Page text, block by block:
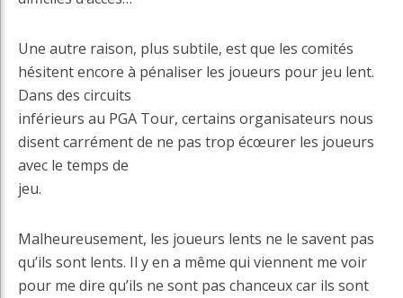
Une autre raison, plus subtile, est que les comités
hésitent encore à pénaliser les joueurs pour jeu lent.
Dans des circuits
inférieurs au PGA Tour, certains organisateurs nous
disent carrément de ne pas trop écœurer les joueurs
avec le temps de
jeu.
Malheureusement, les joueurs lents ne le savent pas
qu’ils sont lents. Il y en a même qui viennent me voir
pour me dire qu’ils ne sont pas chanceux car ils sont